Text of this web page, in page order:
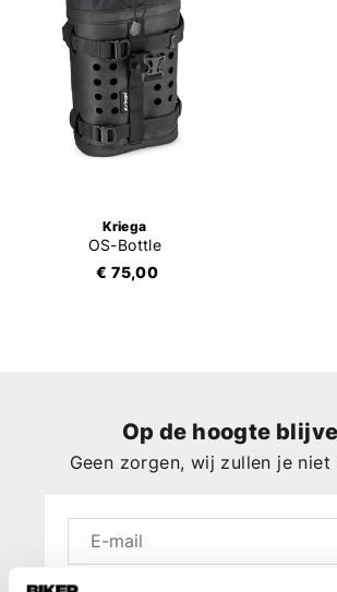
Kriega
OS-Bottle
€ 75,00
Op de hoogte
Geen zorgen, wij zullen je niet